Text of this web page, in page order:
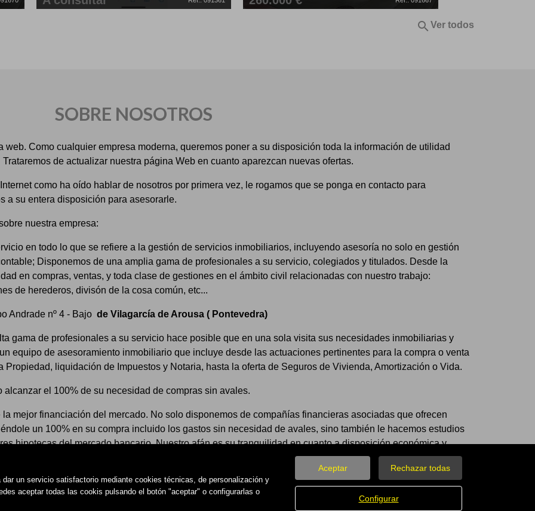
un servicio satisfactorio mediante cookies técnicas, de personalización y
aceptar todas las cookis pulsando el botón "aceptar" o configurarlas o
Aceptar Rechazar todas
Configurar
search Ver todos
SOBRE NOSOTROS
Como cualquier empresa moderna, queremos poner a su disposición toda la información de utilidad
de actualizar nuestra página Web en cuanto aparezcan nuevas ofertas.
como ha oído hablar de nosotros por primera vez, le rogamos que se ponga en contacto para
a su entera disposición para asesorarle.
nuestra empresa:
en todo lo que se refiere a la gestión de servicios inmobiliarios, incluyendo asesoría no solo en gestión
Disponemos de una amplia gama de profesionales a su servicio, colegiados y titulados. Desde la
en compras, ventas, y toda clase de gestiones en el ámbito civil relacionadas con nuestro trabajo:
de herederos, divisón de la cosa común, etc...
Andrade nº 4 - Bajo de Vilagarcía de Arousa ( Pontevedra)
gama de profesionales a su servicio hace posible que en una sola visita sus necesidades inmobiliarias y
equipo de asesoramiento inmobiliario que incluye desde las actuaciones pertinentes para la compra o venta
liquidación de Impuestos y Notaria, hasta la oferta de Seguros de Vivienda, Amortización o Vida.
el 100% de su necesidad de compras sin avales.
mejor financiación del mercado. No solo disponemos de compañías financieras asociadas que ofrecen
un 100% en su compra incluido los gastos sin necesidad de avales, sino también le hacemos estudios
hipotecas del mercado bancario. Nuestro afán es su tranquilidad en cuanto a disposición económica y
años de adquisición cuando un comprador se encuentra con los gastos más importantes, es por ello,
al inicio una cuota que le resulte cómoda incrementándose la misma según sus necesidades,